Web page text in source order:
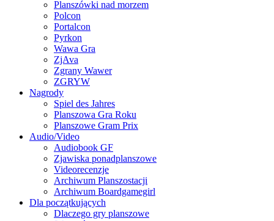
Planszówki nad morzem
Polcon
Portalcon
Pyrkon
Wawa Gra
ZjAva
Zgrany Wawer
ZGRYW
Nagrody
Spiel des Jahres
Planszowa Gra Roku
Planszowe Gram Prix
Audio/Video
Audiobook GF
Zjawiska ponadplanszowe
Videorecenzje
Archiwum Planszostacji
Archiwum Boardgamegirl
Dla początkujących
Dlaczego gry planszowe